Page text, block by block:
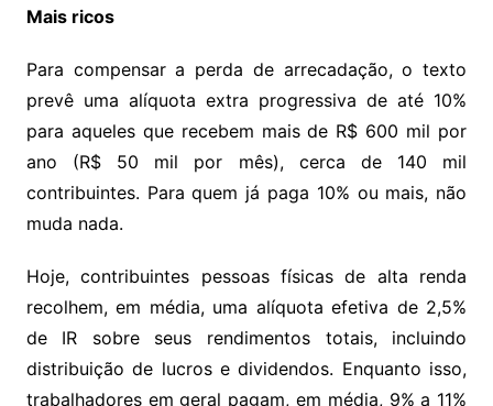
Mais ricos
Para compensar a perda de arrecadação, o texto
prevê uma alíquota extra progressiva de até 10%
para aqueles que recebem mais de R$ 600 mil por
ano (R$ 50 mil por mês), cerca de 140 mil
contribuintes. Para quem já paga 10% ou mais, não
muda nada.
Hoje, contribuintes pessoas físicas de alta renda
recolhem, em média, uma alíquota efetiva de 2,5%
de IR sobre seus rendimentos totais, incluindo
distribuição de lucros e dividendos. Enquanto isso,
trabalhadores em geral pagam, em média, 9% a 11%